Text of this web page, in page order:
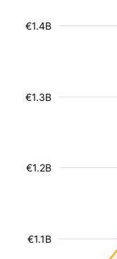
€1.1B
€1.2B
€1.3B
€1.4B